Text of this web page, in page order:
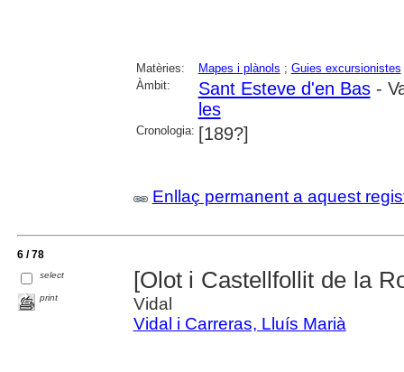
Matèries: Mapes i plànols ; Guies excursionistes
Àmbit:
Sant Esteve d'en Bas-
les
Cronologia: [189?]
Enllaç permanent a aquest
6 / 78
select
print
[Olot i Castellfollit de la
Vidal
Vidal i Carreras, Lluís Marià